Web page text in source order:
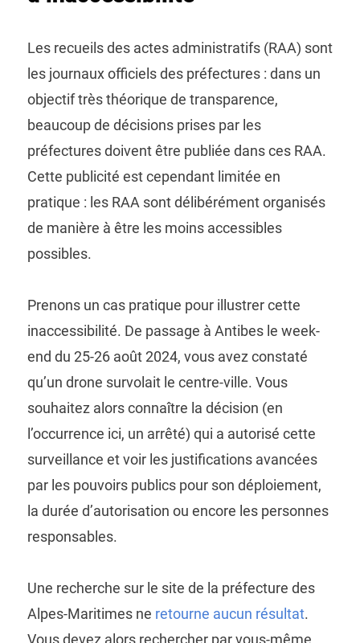
Les recueils des actes administratifs (RAA) sont
les journaux officiels des préfectures : dans un
objectif très théorique de transparence,
beaucoup de décisions prises par les
préfectures doivent être publiée dans ces RAA.
Cette publicité est cependant limitée en
pratique : les RAA sont délibérément organisés
de manière à être les moins accessibles
possibles.
Prenons un cas pratique pour illustrer cette
inaccessibilité. De passage à Antibes le week-
end du 25-26 août 2024, vous avez constaté
qu’un drone survolait le centre-ville. Vous
souhaitez alors connaître la décision (en
l’occurrence ici, un arrêté) qui a autorisé cette
surveillance et voir les justifications avancées
par les pouvoirs publics pour son déploiement,
la durée d’autorisation ou encore les personnes
responsables.
Une recherche sur le site de la préfecture des
Alpes-Maritimes ne retourne aucun résultat.
Vous devez alors rechercher par vous-même